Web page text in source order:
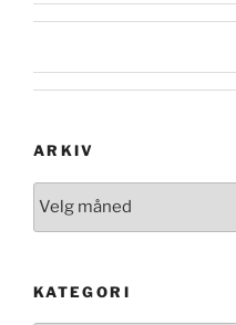
ARKIV
KATEGORI